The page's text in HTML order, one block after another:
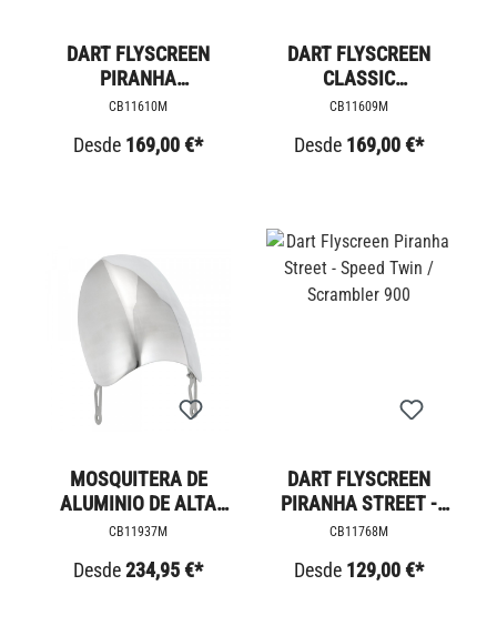
DART FLYSCREEN
PIRANHA
SPEEDMASTER 1200
CB11610M
Desde 169,00 €*
DART FLYSCREEN
CLASSIC
SPEEDMASTER 1200
CB11609M
Desde 169,00 €*
MOSQUITERA DE
ALUMINIO DE ALTA
RESISTENCIA LARGA
CB11937M
Desde234,95 €*
DART FLYSCREEN
PIRANHA STREET -
SPEED TWIN /
CB11768M
Desde 129,00 €*